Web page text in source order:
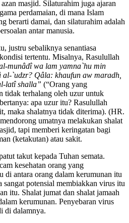
masjid. Silaturahim juga ajaran
perdamaian, di mana Islam
berarti damai, dan silaturahim adalah
antar manusia.
justru sebaliknya senantiasa
tertentu. Misalnya, Rasulullah
munâdî wa lam yamna`hu min
`udzr? Qâla: khaufun aw maradh,
latî shalla” (“Orang yang
tidak terhalang oleh uzur untuk
apa uzur itu? Rasulullah
maka shalatnya tidak diterima). (HR.
umatnya melakukan shalat
tapi memberi keringatan bagi
(ketakutan) atau sakit.
takut kepada Tuhan semata.
kesehatan orang yang
di antara orang dalam kerumunan itu
potensial membiakkan virus itu
itu. Shalat jumat dan shalat jamaah
kerumunan. Penyebaran virus
di dalamnya.